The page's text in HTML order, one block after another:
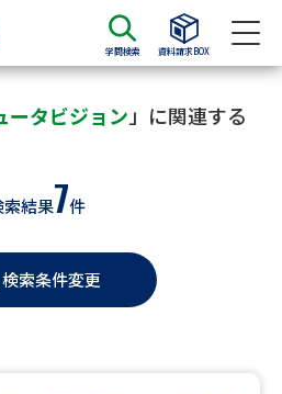
学問検索 資料請求BOX
資料検索
請求
学部・学科パンフ
大学入学共通テスト利用選抜の
ータビジョン 」に関連する
索結果7件
検索条件変更